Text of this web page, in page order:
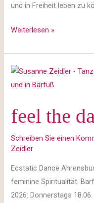
und in Freiheit leben zu
Weiterlesen »
feel the
Schreiben Sie einen
Zeidler
Ecstatic Dance
feminine Spiritualität.
2026: Donnerstags
feel
the
flow